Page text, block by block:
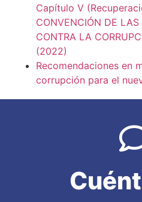
Capítulo V
CONVENCIÓN DE
CONTRA LA
(2022)
Recomendaciones en
corrupción para el